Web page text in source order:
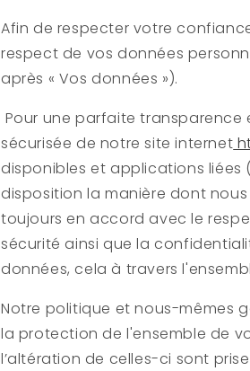
Afin de respecter votre
respect de vos données
après « Vos données »).
Pour une parfaite transparence
sécurisée de notre site internet
disponibles et applications liées
disposition la manière dont
toujours en accord avec le
sécurité ainsi que la
données, cela à travers
Notre politique et nous-mêmes
la protection de l'ensemble de
l’altération de celles-ci sont